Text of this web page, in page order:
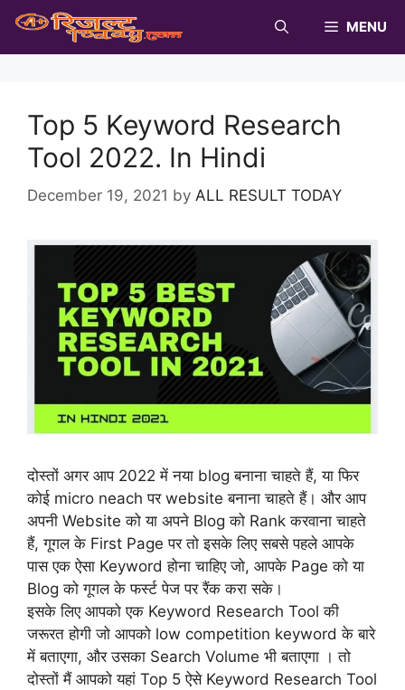
Skip
content
MENU
Top 5 Keyword Research
Tool 2022. In Hindi
December 19, 2021 by ALL RESULT TODAY
दोस्तों अगर आप 2022 में नया blog बनाना चाहते हैं, या फिर
कोई micro neach पर website बनाना चाहते हैं। और आप
अपनी Website को या अपने Blog को Rank करवाना चाहते
हैं, गूगल के First Page पर तो इसके लिए सबसे पहले आपके
पास एक ऐसा Keyword होना चाहिए जो, आपके Page को या
Blog को गूगल के फर्स्ट पेज पर रैंक करा सके।
इसके लिए आपको एक Keyword Research Tool की
जरूरत होगी जो आपको low competition keyword के बारे
में बताएगा, और उसका Search Volume भी बताएगा । तो
दोस्तों मैं आपको यहां Top 5 ऐसे Keyword Research Tool